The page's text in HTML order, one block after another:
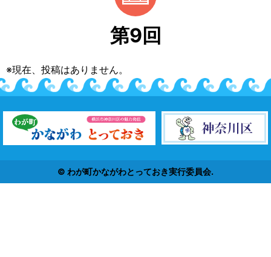
第9回
※現在、投稿はありません。
© わが町かながわとっておき実行委員会.